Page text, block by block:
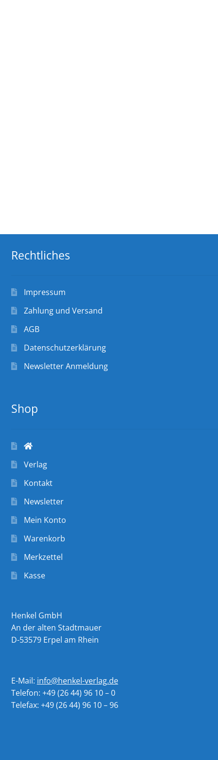
Rechtliches
Impressum
Zahlung und Versand
AGB
Datenschutzerklärung
Newsletter Anmeldung
Shop
Verlag
Kontakt
Newsletter
Mein Konto
Warenkorb
Merkzettel
Kasse
Henkel GmbH
An der alten Stadtmauer
D-53579 Erpel am Rhein
E-Mail: info@henkel-verlag.de
Telefon: +49 (26 44) 96 10 – 0
Telefax: +49 (26 44) 96 10 – 96